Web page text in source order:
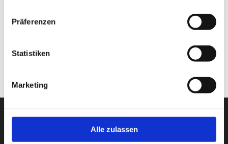
Präferenzen
Statistiken
Marketing
Alle zulassen
uns eine E-Mail an die
.